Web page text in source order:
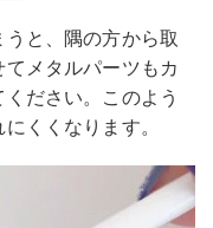
と、隅の方から取
メタルパーツもカ
ださい。このよう
くくなります。